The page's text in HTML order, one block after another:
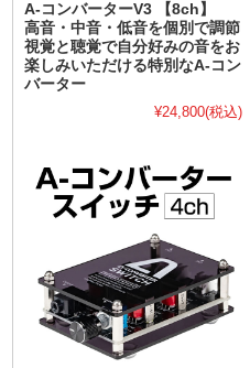
A-コンバーターV3 【8ch】
高音・中音・低音を個別で調節
視覚と聴覚で自分好みの音をお
楽しみいただける特別なA-コン
バーター
¥24,800(税込)